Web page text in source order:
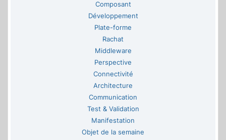
Composant
Développement
Plate-forme
Rachat
Middleware
Perspective
Connectivité
Architecture
Communication
Test & Validation
Manifestation
Objet de la semaine